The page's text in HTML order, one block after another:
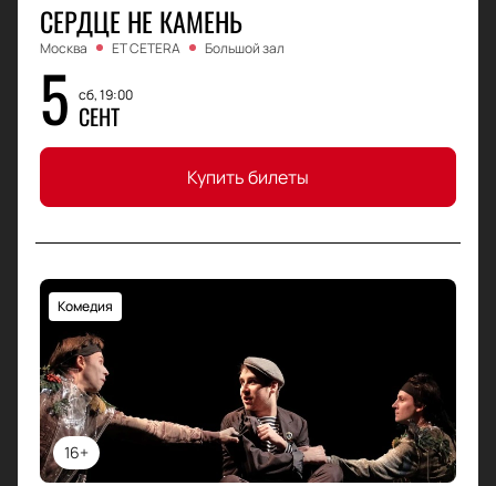
СЕРДЦЕ НЕ КАМЕНЬ
Москва ET CETERA Большой зал
5 сб, 19:00
СЕНТ
Купить билеты
16+
Комедия